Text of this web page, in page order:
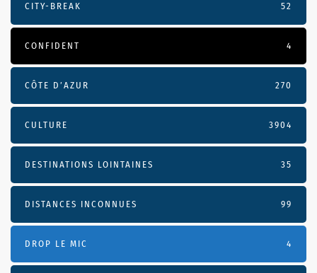
CITY-BREAK 52
CONFIDENT 4
CÔTE D’AZUR 270
CULTURE 3904
DESTINATIONS LOINTAINES 35
DISTANCES INCONNUES 99
DROP LE MIC 4